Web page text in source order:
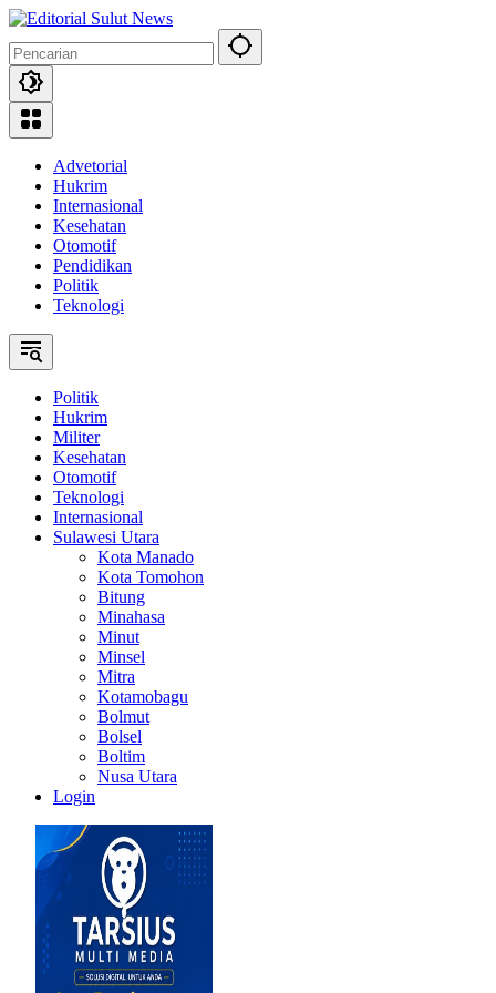
Langsung
konten
Advetorial
Hukrim
Internasional
Kesehatan
Otomotif
Pendidikan
Politik
Teknologi
Politik
Hukrim
Militer
Kesehatan
Otomotif
Teknologi
Internasional
Sulawesi Utara
Kota Manado
Kota Tomohon
Bitung
Minahasa
Minut
Minsel
Mitra
Kotamobagu
Bolmut
Bolsel
Boltim
Nusa Utara
Login